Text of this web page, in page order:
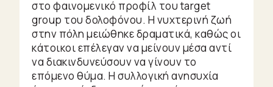
στο φαινομενικό προφίλ του target
group του δολοφόνου. Η νυχτερινή ζωή
στην πόλη μειώθηκε δραματικά, καθώς οι
κάτοικοι επέλεγαν να μείνουν μέσα αντί
να διακινδυνεύσουν να γίνουν το
επόμενο θύμα. Η συλλογική ανησυχία